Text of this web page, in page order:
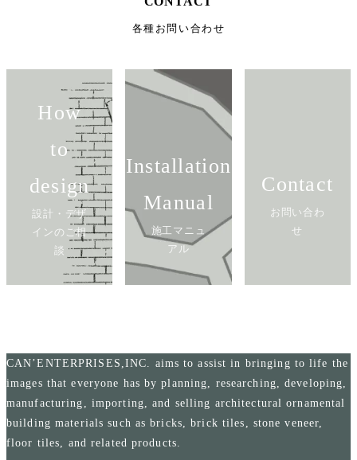
各種お問い合わせ
How
to
design
設計・デザ
インのご相
談
Installation
Manual
施工マニュ
アル
Contact
お問い合わ
せ
CAN’ENTERPRISES,INC. aims to assist in bringing to life the
images that everyone has by planning, researching, developing,
manufacturing, importing, and selling architectural ornamental
building materials such as bricks, brick tiles, stone veneer,
floor tiles, and related products.